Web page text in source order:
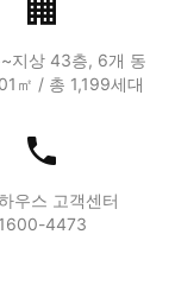
지상 43층, 6개 동
㎡ / 총 1,199세대
우스 고객센터
1600-4473